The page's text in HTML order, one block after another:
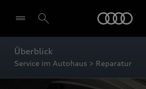
Überblick
Service im Autohaus > Reparatur